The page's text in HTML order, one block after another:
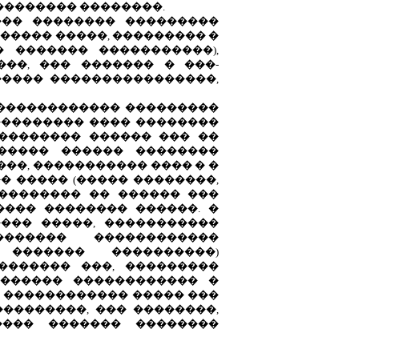
��������.
�������� ���������
�����, ��������� �
�����������),
��� ������� � ���-
����������������,
���������
���� ��������
������ ��� ��
������ ��������
����������� ���� � �
����� (����� ��������,
�� ������ ���
�������� ������. �
�����, �����������
������������
����������)
���, ���������
������������ �
����� ���
��� ��������,
������� ��������